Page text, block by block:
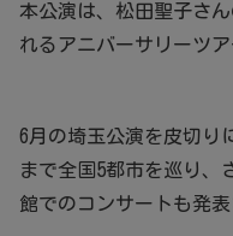
本公演は、松田聖子さ
れるアニバーサリーツア
6月の埼玉公演を皮切り
まで全国5都市を巡り、
館でのコンサートも発表